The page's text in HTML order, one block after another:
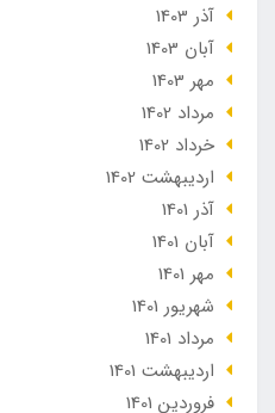
آذر 1403
آبان 1403
مهر 1403
مرداد 1402
خرداد 1402
ارديبهشت 1402
آذر 1401
آبان 1401
مهر 1401
شهریور 1401
مرداد 1401
ارديبهشت 1401
فروردین 1401